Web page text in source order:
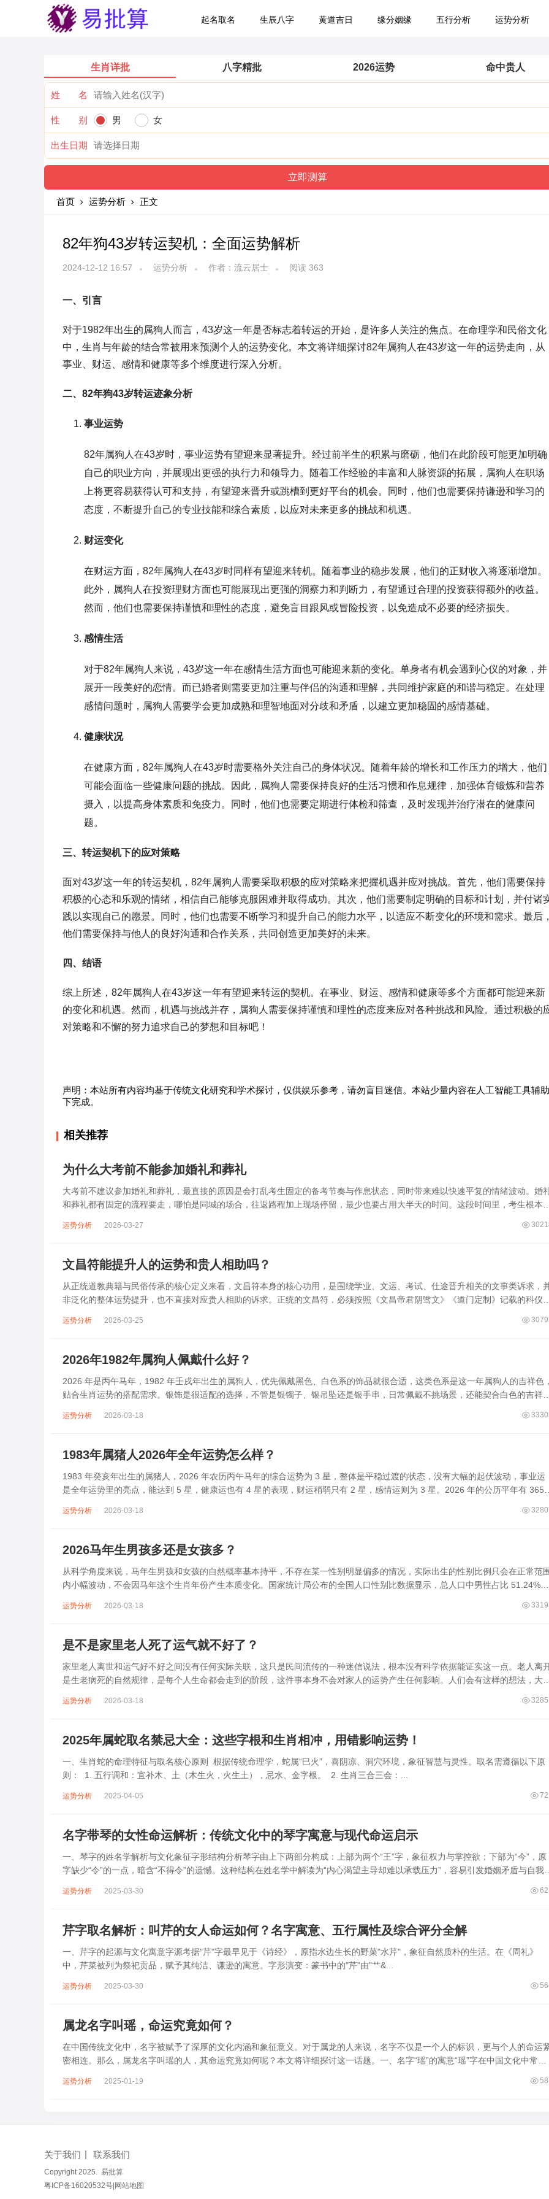
起名取名 生辰八字 黄道吉日 缘分姻缘 五行分析 运势分析
生肖详批 八字精批 2026运势 命中贵人
姓 名
性 别 男 女
出生日期
首页 运势分析 正文
82年狗43岁转运契机：全面运势解析
2024-12-12 16:57 运势分析 作者：流云居士 阅读 363
一、引言
对于1982年出生的属狗人而言，43岁这一年是否标志着转运的开始，是许多人关注的焦点。在命理学和民俗文化
中，生肖与年龄的结合常被用来预测个人的运势变化。本文将详细探讨82年属狗人在43岁这一年的运势走向，从
事业、财运、感情和健康等多个维度进行深入分析。
二、82年狗43岁转运迹象分析
事业运势
82年属狗人在43岁时，事业运势有望迎来显著提升。经过前半生的积累与磨砺，他们在此阶段可能更加明确
自己的职业方向，并展现出更强的执行力和领导力。随着工作经验的丰富和人脉资源的拓展，属狗人在职场
上将更容易获得认可和支持，有望迎来晋升或跳槽到更好平台的机会。同时，他们也需要保持谦逊和学习的
态度，不断提升自己的专业技能和综合素质，以应对未来更多的挑战和机遇。
财运变化
在财运方面，82年属狗人在43岁时同样有望迎来转机。随着事业的稳步发展，他们的正财收入将逐渐增加。
此外，属狗人在投资理财方面也可能展现出更强的洞察力和判断力，有望通过合理的投资获得额外的收益。
然而，他们也需要保持谨慎和理性的态度，避免盲目跟风或冒险投资，以免造成不必要的经济损失。
感情生活
对于82年属狗人来说，43岁这一年在感情生活方面也可能迎来新的变化。单身者有机会遇到心仪的对象，并
展开一段美好的恋情。而已婚者则需要更加注重与伴侣的沟通和理解，共同维护家庭的和谐与稳定。在处理
感情问题时，属狗人需要学会更加成熟和理智地面对分歧和矛盾，以建立更加稳固的感情基础。
健康状况
在健康方面，82年属狗人在43岁时需要格外关注自己的身体状况。随着年龄的增长和工作压力的增大，他们
可能会面临一些健康问题的挑战。因此，属狗人需要保持良好的生活习惯和作息规律，加强体育锻炼和营养
摄入，以提高身体素质和免疫力。同时，他们也需要定期进行体检和筛查，及时发现并治疗潜在的健康问
题。
三、转运契机下的应对策略
面对43岁这一年的转运契机，82年属狗人需要采取积极的应对策略来把握机遇并应对挑战。首先，他们需要保持
积极的心态和乐观的情绪，相信自己能够克服困难并取得成功。其次，他们需要制定明确的目标和计划，并付诸
践以实现自己的愿景。同时，他们也需要不断学习和提升自己的能力水平，以适应不断变化的环境和需求。最后，
他们需要保持与他人的良好沟通和合作关系，共同创造更加美好的未来。
四、结语
综上所述，82年属狗人在43岁这一年有望迎来转运的契机。在事业、财运、感情和健康等多个方面都可能迎来新
的变化和机遇。然而，机遇与挑战并存，属狗人需要保持谨慎和理性的态度来应对各种挑战和风险。通过积极的
对策略和不懈的努力追求自己的梦想和目标吧！
声明：本站所有内容均基于传统文化研究和学术探讨，仅供娱乐参考，请勿盲目迷信。本站少量内容在人工智能工具辅助
下完成。
相关推荐
为什么大考前不能参加婚礼和葬礼
大考前不建议参加婚礼和葬礼，最直接的原因是会打乱考生固定的备考节奏与作息状态，同时带来难以快速平复的情绪波动。婚
和葬礼都有固定的流程要走，哪怕是同城的场合，往返路程加上现场停留，最少也要占用大半天的时间。这段时间里，考生根本没
运势分析 2026-03-27
文昌符能提升人的运势和贵人相助吗？
从正统道教典籍与民俗传承的核心定义来看，文昌符本身的核心功用，是围绕学业、文运、考试、仕途晋升相关的文事类诉求，
非泛化的整体运势提升，也不直接对应贵人相助的诉求。正统的文昌符，必须按照《文昌帝君阴骘文》《道门定制》记载的科仪流
运势分析 2026-03-25
2026年1982年属狗人佩戴什么好？
2026 年是丙午马年，1982 年壬戌年出生的属狗人，优先佩戴黑色、白色系的饰品就很合适，这类色系是这一年属狗人的吉祥色，
贴合生肖运势的搭配需求。银饰是很适配的选择，不管是银镯子、银吊坠还是银手串，日常佩戴不挑场景，还能契合白色的吉祥色
运势分析 2026-03-18
1983年属猪人2026年全年运势怎么样？
1983 年癸亥年出生的属猪人，2026 年农历丙午马年的综合运势为 3 星，整体是平稳过渡的状态，没有大幅的起伏波动，事业运
是全年运势里的亮点，能达到 5 星，健康运也有 4 星的表现，财运稍弱只有 2 星，感情运则为 3 星。2026 年的公历平年有 365
运势分析 2026-03-18
2026马年生男孩多还是女孩多？
从科学角度来说，马年生男孩和女孩的自然概率基本持平，不存在某一性别明显偏多的情况，实际出生的性别比例只会在正常范
内小幅波动，不会因马年这个生肖年份产生本质变化。国家统计局公布的全国人口性别比数据显示，总人口中男性占比 51.24%，
运势分析 2026-03-18
是不是家里老人死了运气就不好了？
家里老人离世和运气好不好之间没有任何实际关联，这只是民间流传的一种迷信说法，根本没有科学依据能证实这一点。老人离
是生老病死的自然规律，是每个人生命都会走到的阶段，这件事本身不会对家人的运势产生任何影响。人们会有这样的想法，大多
运势分析 2026-03-18
2025年属蛇取名禁忌大全：这些字根和生肖相冲，用错影响运势！
一、生肖蛇的命理特征与取名核心原则 根据传统命理学，蛇属“巳火”，喜阴凉、洞穴环境，象征智慧与灵性。取名需遵循以下原
则： 1. 五行调和：宜补木、土（木生火，火生土），忌水、金字根。 2. 生肖三合三会：...
运势分析 2025-04-05
名字带琴的女性命运解析：传统文化中的琴字寓意与现代命运启示
一、琴字的姓名学解析与文化象征字形结构分析琴字由上下两部分构成：上部为两个“王”字，象征权力与掌控欲；下部为“今”，原
字缺少“令”的一点，暗含“不得令”的遗憾。这种结构在姓名学中解读为“内心渴望主导却难以承载压力”，容易引发婚姻矛盾与自我冲
运势分析 2025-03-30
芹字取名解析：叫芹的女人命运如何？名字寓意、五行属性及综合评分全解
一、芹字的起源与文化寓意字源考据‌"芹"字最早见于《诗经》，原指水边生长的野菜"水芹"，象征自然质朴的生活。在《周礼》
中，芹菜被列为祭祀贡品，赋予其纯洁、谦逊的寓意。字形演变‌：篆书中的"芹"由"艹&...
运势分析 2025-03-30
属龙名字叫瑶，命运究竟如何？
在中国传统文化中，名字被赋予了深厚的文化内涵和象征意义。对于属龙的人来说，名字不仅是一个人的标识，更与个人的命运
密相连。那么，属龙名字叫瑶的人，其命运究竟如何呢？本文将详细探讨这一话题。一、名字“瑶”的寓意“瑶”字在中国文化中常用
运势分析 2025-01-19
关于我们 联系我们
Copyright 2025. 易批算
粤ICP备16020532号 网站地图